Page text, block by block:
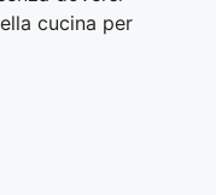
cucina per